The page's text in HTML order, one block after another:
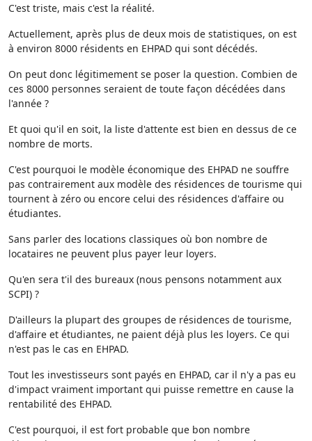
C'est triste, mais c'est la réalité.
Actuellement, après plus de deux mois de statistiques, on est
à environ 8000 résidents en EHPAD qui sont décédés.
On peut donc légitimement se poser la question. Combien de
ces 8000 personnes seraient de toute façon décédées dans
l'année ?
Et quoi qu'il en soit, la liste d'attente est bien en dessus de ce
nombre de morts.
C'est pourquoi le modèle économique des EHPAD ne souffre
pas contrairement aux modèle des résidences de tourisme qui
tournent à zéro ou encore celui des résidences d'affaire ou
étudiantes.
Sans parler des locations classiques où bon nombre de
locataires ne peuvent plus payer leur loyers.
Qu'en sera t'il des bureaux (nous pensons notamment aux
SCPI) ?
D'ailleurs la plupart des groupes de résidences de tourisme,
d'affaire et étudiantes, ne paient déjà plus les loyers. Ce qui
n'est pas le cas en EHPAD.
Tout les investisseurs sont payés en EHPAD, car il n'y a pas eu
d'impact vraiment important qui puisse remettre en cause la
rentabilité des EHPAD.
C'est pourquoi, il est fort probable que bon nombre